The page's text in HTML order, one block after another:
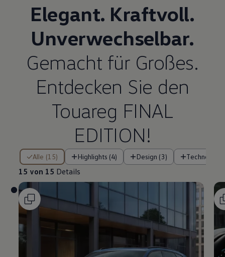
Elegant. Kraftvoll.
Unverwechselbar.
Gemacht für Großes.
Entdecken Sie den
Touareg FINAL
EDITION!
Alle (15) Highlights (4) Design (3)
15 von 15 Details
15 von 15 Details